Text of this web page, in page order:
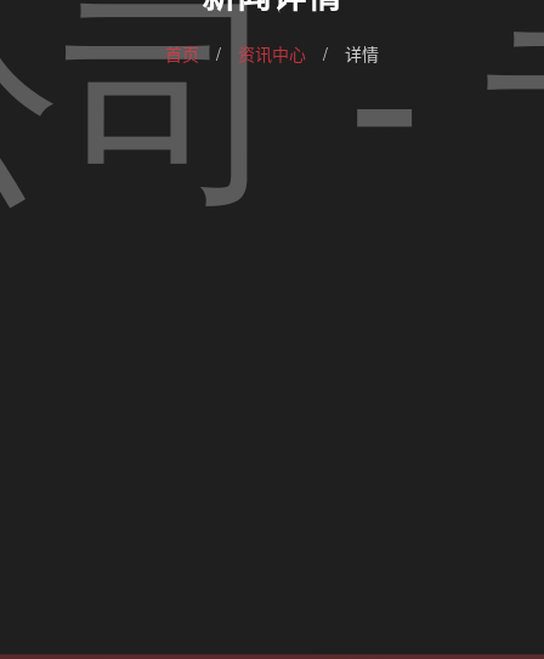
首页 / 资讯中心 / 详情